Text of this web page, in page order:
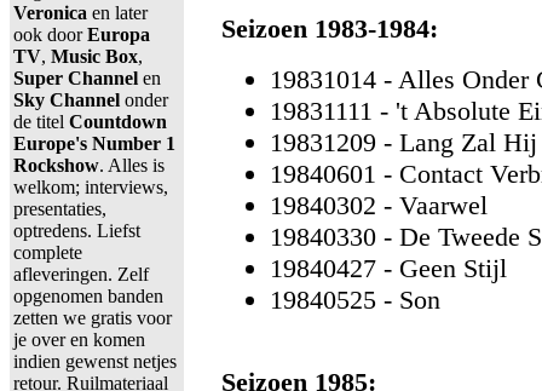
Veronica en later
ook doorEuropa
TV, Music Box,
Super Channel en
Sky Channel onder
de titel Countdown
Europe's Number 1
Rockshow. Alles is
welkom; interviews,
presentaties,
optredens. Liefst
complete
afleveringen. Zelf
opgenomen banden
zetten we gratis voor
je over en komen
indien gewenst netjes
retour. Ruilmateriaal
Seizoen 1983-1984:
19831014 - Alles Onder
19831111 - 't Absolute
19831209 - Lang Zal
19840601 - Contact
19840302 - Vaarwel
19840330 - De Tweede
19840427 - Geen Stijl
19840525 - Son
Seizoen 1985: